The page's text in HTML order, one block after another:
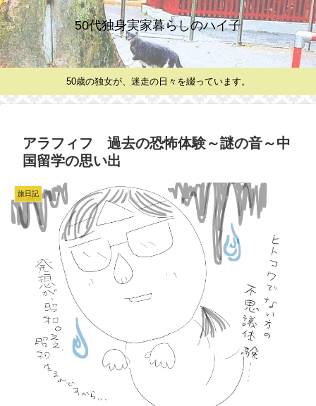
50代独身実家暮らしのハイ子
50歳の独女が、迷走の日々を綴っています。
アラフィフ 過去の恐怖体験～謎の音～中
国留学の思い出
旅日記